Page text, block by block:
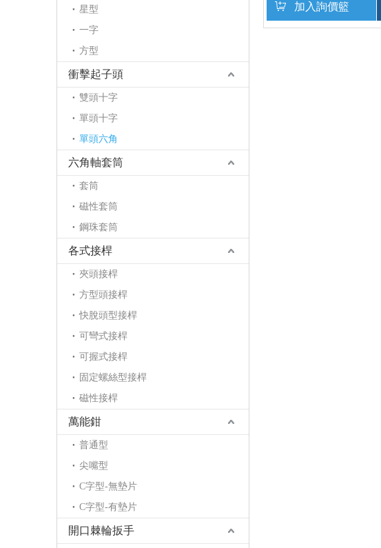
星型
一字
方型
衝擊起子頭
雙頭十字
單頭十字
單頭六角
六角軸套筒
套筒
磁性套筒
鋼珠套筒
各式接桿
夾頭接桿
方型頭接桿
快脫頭型接桿
可彎式接桿
可握式接桿
固定螺絲型接桿
磁性接桿
萬能鉗
普通型
尖嘴型
C字型-無墊片
C字型-有墊片
開口棘輪扳手
加入詢價籃